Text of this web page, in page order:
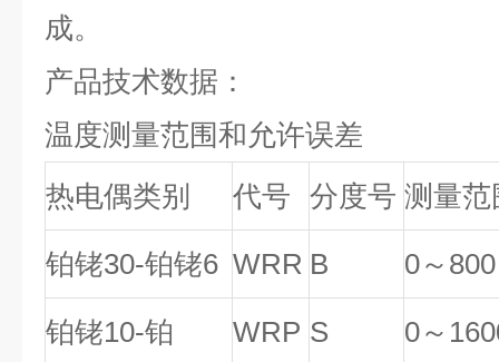
成。
产品技术数据：
温度测量范围和允许误差
热电偶类别
代号 分度号 测量范
铂铑30-铂铑6 WRR B 0～800
铂铑10-铂 WRP S 0～